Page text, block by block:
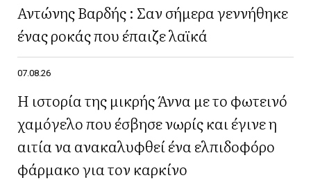
Αντώνης Βαρδής : Σαν σήμερα γεννήθηκε
ένας ροκάς που έπαιζε λαϊκά
07.08.26
Η ιστορία της μικρής Άννα με το φωτεινό
χαμόγελο που έσβησε νωρίς και έγινε η
αιτία να ανακαλυφθεί ένα ελπιδοφόρο
φάρμακο για τον καρκίνο